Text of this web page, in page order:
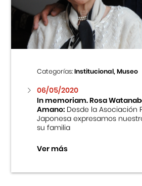
Centro Cultural Peruano
Cursos
Museo de la Inmigración
Fondo Editorial
Teatro Peruano Japonés
Categorías:Institucional, Museo
06/05/2020
In memoriam. Rosa
Amano:Desde la Asociación
Japonesa expresamos
su familia
Ver más